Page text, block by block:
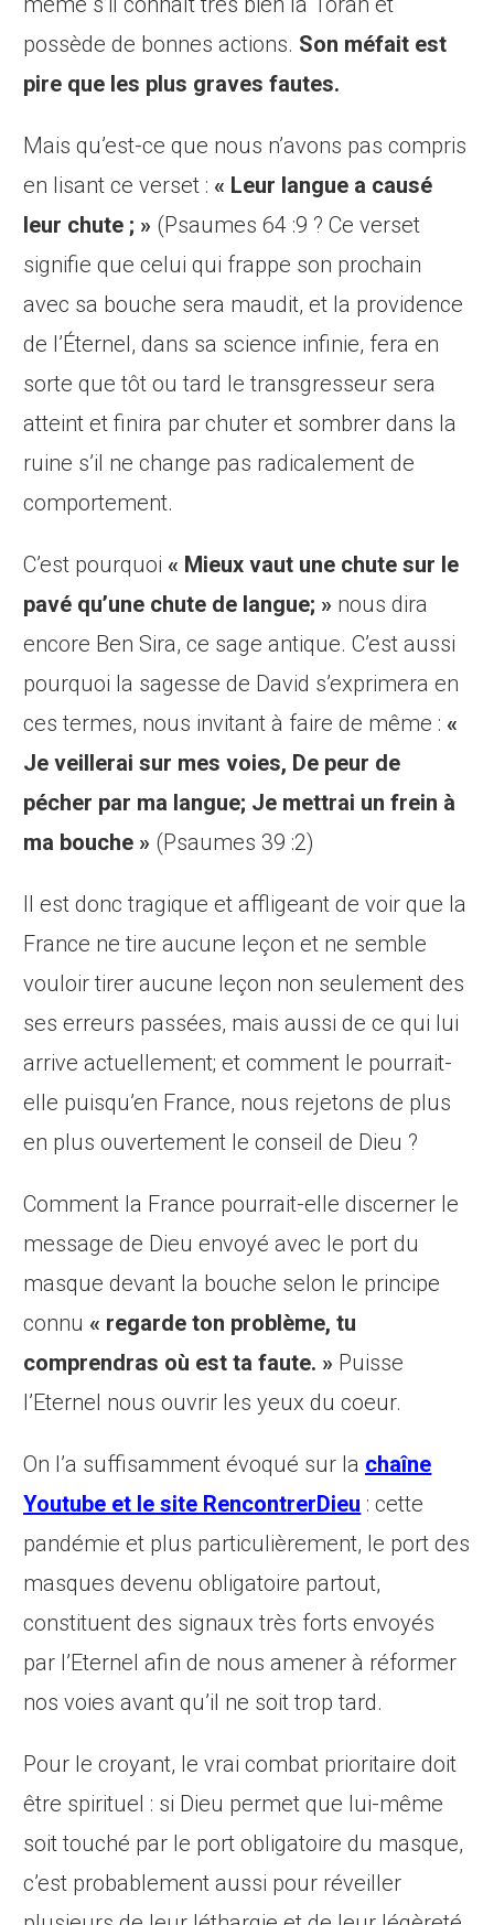
possède de bonnes actions. Son méfait est
pire que les plus graves fautes.
Mais qu’est-ce que nous n’avons pas compris
en lisant ce verset :« Leur langue a causé
leur chute ; » (Psaumes 64 :9 ? Ce verset
signifie que celui qui frappe son prochain
avec sa bouche sera maudit, et la providence
de l’Éternel, dans sa science infinie, fera en
sorte que tôt ou tard le transgresseur sera
atteint et finira par chuter et sombrer dans la
ruine s’il ne change pas radicalement de
comportement.
C’est pourquoi« Mieux vaut une chute sur le
pavé qu’une chute de langue; » nous dira
encore Ben Sira, ce sage antique. C’est aussi
pourquoi la sagesse de David s’exprimera en
ces termes, nous invitant à faire de même :«
Je veillerai sur mes voies, De peur de
pécher par ma langue; Je mettrai un frein à
ma bouche » (Psaumes 39 :2)
Il est donc tragique et affligeant de voir que la
France ne tire aucune leçon et ne semble
vouloir tirer aucune leçon non seulement des
ses erreurs passées, mais aussi de ce qui lui
arrive actuellement; et comment le pourrait-
elle puisqu’en France, nous rejetons de plus
en plus ouvertement le conseil de Dieu ?
Comment la France pourrait-elle discerner le
message de Dieu envoyé avec le port du
masque devant la bouche selon le principe
connu« regarde ton problème, tu
comprendras où est ta faute. » Puisse
l’Eternel nous ouvrir les yeux du coeur.
On l’a suffisamment évoqué sur la chaîne
Youtube et le site RencontrerDieu : cette
pandémie et plus particulièrement, le port des
masques devenu obligatoire partout,
constituent des signaux très forts envoyés
par l’Eternel afin de nous amener à réformer
nos voies avant qu’il ne soit trop tard.
Pour le croyant, le vrai combat prioritaire doit
être spirituel : si Dieu permet que lui-même
soit touché par le port obligatoire du masque,
c’est probablement aussi pour réveiller